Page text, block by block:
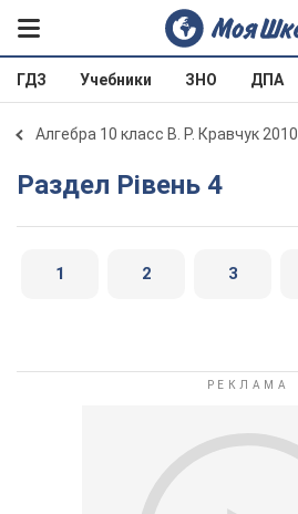
ГДЗ Учебники ЗНО ДПА
Алгебра 10 класс В. Р. Кравчук 2010
Раздел Рівень 4
1 2 3